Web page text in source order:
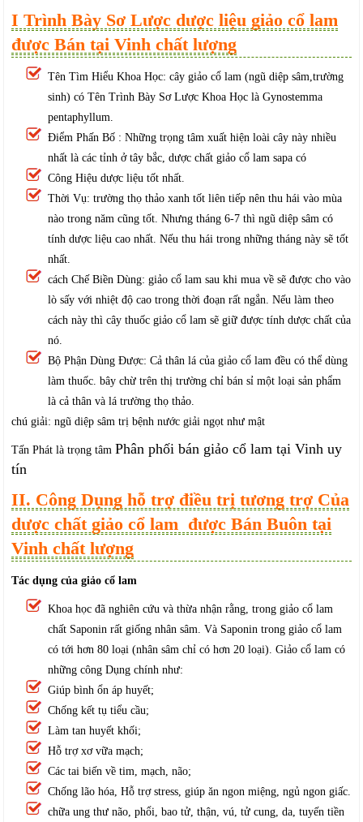
I Trình Bày Sơ Lược dược liệu giảo cổ lam
được Bán tại Vinh chất lượng
Tên Tìm Hiểu Khoa Học: cây giảo cổ lam (ngũ diệp sâm,trường
sinh) có Tên Trình Bày Sơ Lược Khoa Học là Gynostemma
pentaphyllum.
Điểm Phấn Bố : Những trọng tâm xuất hiện loài cây này nhiều
nhất là các tỉnh ở tây bắc, dược chất giảo cổ lam sapa có
Công Hiệu dược liệu tốt nhất.
Thời Vụ: trường thọ thảo xanh tốt liên tiếp nên thu hái vào mùa
nào trong năm cũng tốt. Nhưng tháng 6-7 thì ngũ diệp sâm có
tính dược liệu cao nhất. Nếu thu hái trong những tháng này sẽ tốt
nhất.
cách Chế Biền Dùng: giảo cổ lam sau khi mua về sẽ được cho vào
lò sấy với nhiệt độ cao trong thời đoạn rất ngắn. Nếu làm theo
cách này thì cây thuốc giảo cổ lam sẽ giữ được tính dược chất của
nó.
Bộ Phận Dùng Được: Cả thân lá của giảo cổ lam đều có thể dùng
làm thuốc. bây chừ trên thị trường chỉ bán sỉ một loại sản phẩm
là cả thân và lá trường thọ thảo.
chú giải: ngũ diệp sâm trị bệnh nước giải ngọt như mật
Tấn Phát là trọng tâmPhân phối bán giảo cổ lam tại Vinh uy
tín
II. Công Dụng hỗ trợ điều trị tương trợ Của
dược chất giảo cổ lam được Bán Buôn tại
Vinh chất lượng
Tác dụng của giảo cổ lam
Khoa học đã nghiên cứu và thừa nhận rằng, trong giảo cổ lam
chất Saponin rất giống nhân sâm. Và Saponin trong giảo cổ lam
có tới hơn 80 loại (nhân sâm chỉ có hơn 20 loại). Giảo cổ lam có
những công Dụng chính như:
Giúp bình ổn áp huyết;
Chống kết tụ tiểu cầu;
Làm tan huyết khối;
Hỗ trợ xơ vữa mạch;
Các tai biến về tim, mạch, não;
Chống lão hóa, Hỗ trợ stress, giúp ăn ngon miệng, ngủ ngon giấc.
chữa ung thư não, phổi, bao tử, thận, vú, tử cung, da, tuyến tiền